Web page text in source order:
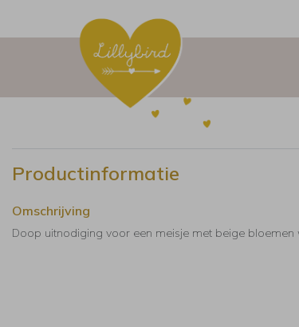
Productinformatie
Omschrijving
Doop uitnodiging voor een meisje met beige bloemen